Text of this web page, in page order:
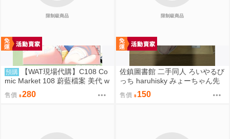
限制級商品
預購
【WAT現場代購】C108 Co
mic Market 108 蔚藍檔案 美代 w
ild summer
售價 280
限制級商品
佐鎮圖書館 二手同人 ろいやるび
っち haruhisky みょーちゃん先
生かくパコりき 3 小美老師如是
說
售價 150